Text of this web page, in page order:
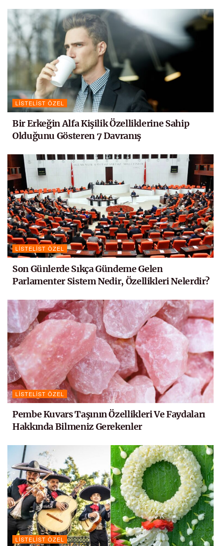
LISTELIST ÖZEL
Bir Erkeğin Alfa Kişilik Özelliklerine Sahip
Olduğunu Gösteren 7 Davranış
LISTELIST ÖZEL
Son Günlerde Sıkça Gündeme Gelen
Parlamenter Sistem Nedir, Özellikleri Nelerdir?
LISTELIST ÖZEL
Pembe Kuvars Taşının Özellikleri Ve Faydaları
Hakkında Bilmeniz Gerekenler
LISTELIST ÖZEL